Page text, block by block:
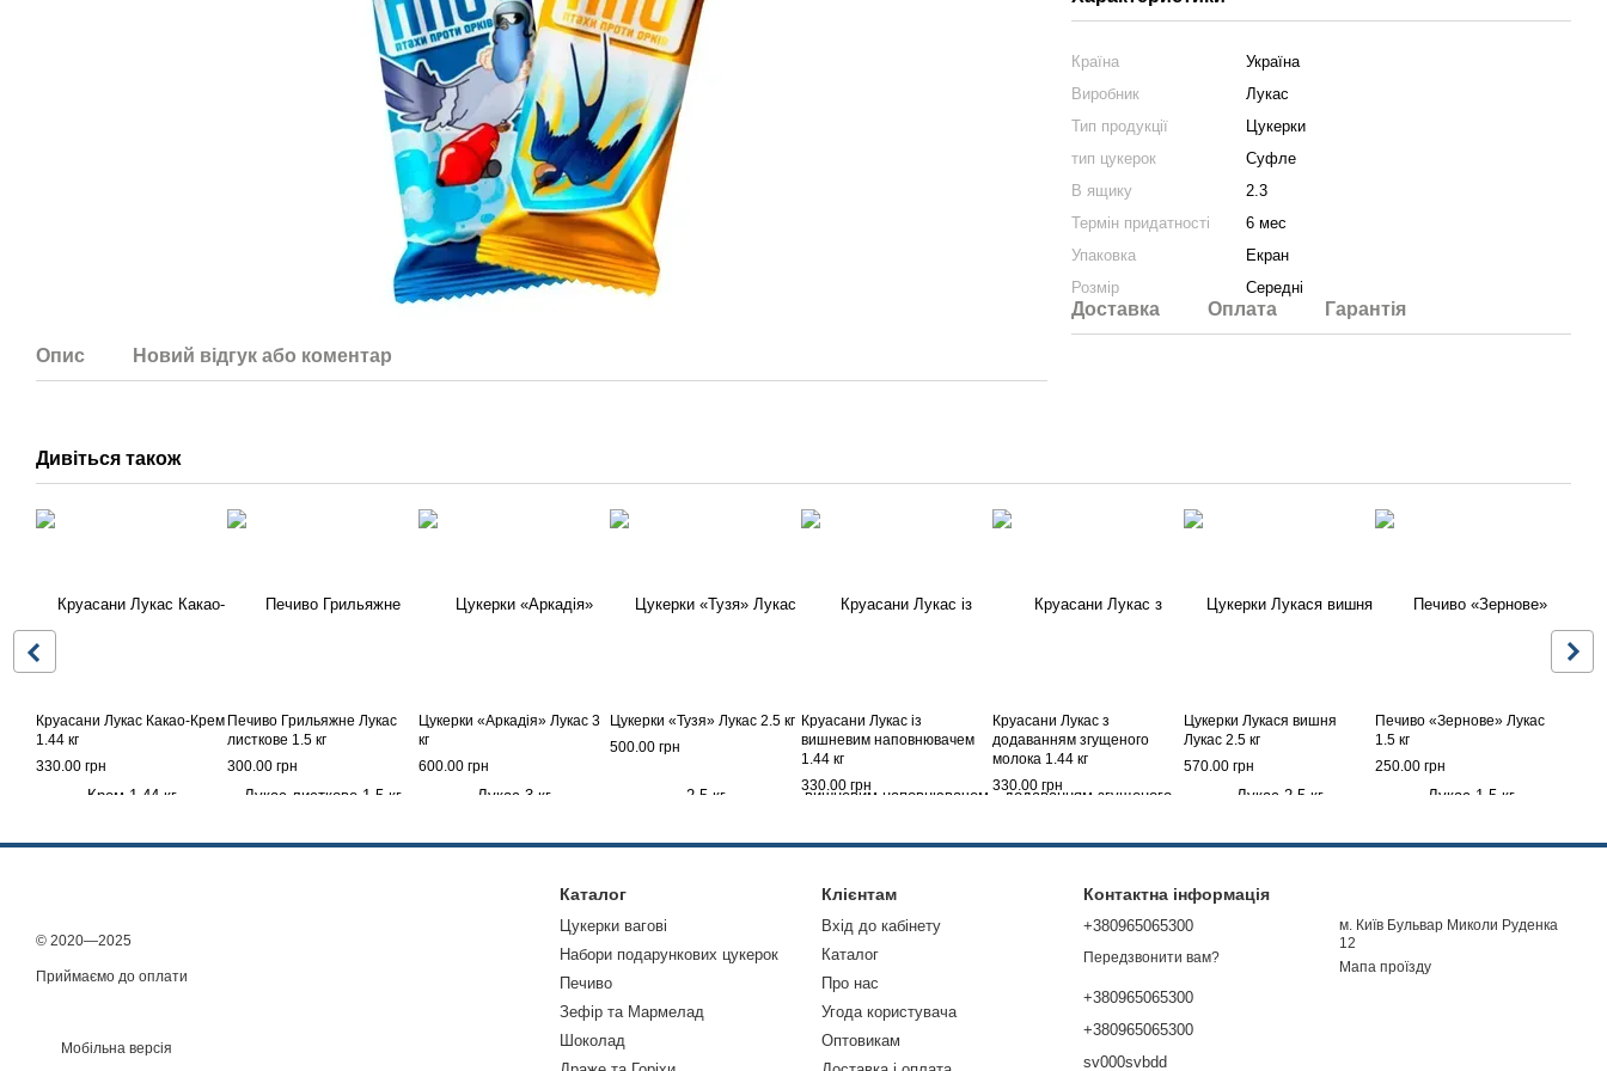
Опис Новий відгук або коментар
Країна
Україна
Виробник
Лукас
Тип продукції
Цукерки
тип цукерок
Суфле
В ящику
2.3
Термін придатності
6 мес
Упаковка
Екран
Розмір
Середні
Доставка Оплата Гарантія
Дивіться також
Круасани Лукас Какао-Крем
1.44 кг
330.00 грн
Печиво Грильяжне Лукас
листкове 1.5 кг
300.00 грн
Цукерки «Аркадія» Лукас 3
кг
600.00 грн
Цукерки «Тузя» Лукас 2.5 кг
500.00 грн
Круасани Лукас із
вишневим наповнювачем
1.44 кг
330.00 грн
Круасани Лукас з
додаванням згущеного
молока 1.44 кг
330.00 грн
Цукерки Лукася вишня
Лукас 2.5 кг
570.00 грн
Печиво «Зернове» Лукас
1.5 кг
250.00 грн
© 2020—2025
Приймаємо до оплати
Мобільна версія
Каталог
Цукерки вагові
Набори подарункових цукерок
Печиво
Зефір та Мармелад
Шоколад
Клієнтам
Вхід до кабінету
Каталог
Про нас
Угода користувача
Оптовикам
Контактна інформація
+380965065300
Передзвонити вам?
+380965065300
+380965065300
sv000svbdd
м. Київ Бульвар Миколи Руденка
12
Мапа проїзду